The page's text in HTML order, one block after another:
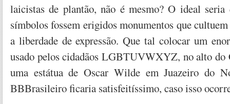
laicistas de plantão, não é mesmo? O ideal
símbolos fossem erigidos monumentos que
a liberdade de expressão. Que tal colocar um
usado pelos cidadãos LGBTUVWXYZ, no alto do
uma estátua de Oscar Wilde em Juazeiro do
BBBrasileiro ficaria satisfeitíssimo, caso isso